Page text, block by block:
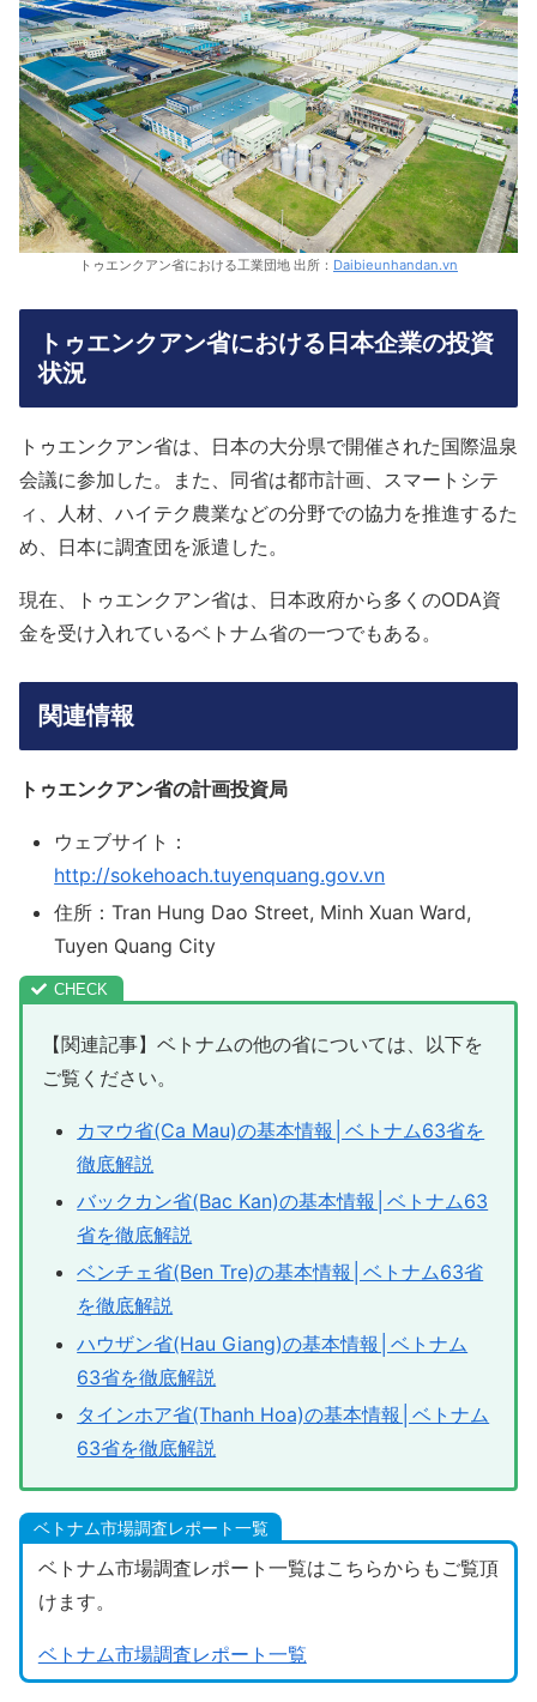
トゥエンクアン省における工業団地 出所： Daibieunhandan.vn
トゥエンクアン省における日本企業の投資
状況
トゥエンクアン省は、日本の大分県で開催された国際温泉
会議に参加した。また、同省は都市計画、スマートシテ
ィ、人材、ハイテク農業などの分野での協力を推進するた
め、日本に調査団を派遣した。
現在、トゥエンクアン省は、日本政府から多くのODA資
金を受け入れているベトナム省の一つでもある。
関連情報
トゥエンクアン省の計画投資局
ウェブサイト：
http://sokehoach.tuyenquang.gov.vn
住所：Tran Hung Dao Street, Minh Xuan Ward,
Tuyen Quang City
【関連記事】ベトナムの他の省については、以下を
ご覧ください。
カマウ省(Ca Mau)の基本情報│ベトナム63省を
徹底解説
バックカン省(Bac Kan)の基本情報│ベトナム63
省を徹底解説
ベンチェ省(Ben Tre)の基本情報│ベトナム63省
を徹底解説
ハウザン省(Hau Giang)の基本情報│ベトナム
63省を徹底解説
タインホア省(Thanh Hoa)の基本情報│ベトナム
63省を徹底解説
ベトナム市場調査レポート一覧
ベトナム市場調査レポート一覧はこちらからもご覧頂
けます。
ベトナム市場調査レポート一覧